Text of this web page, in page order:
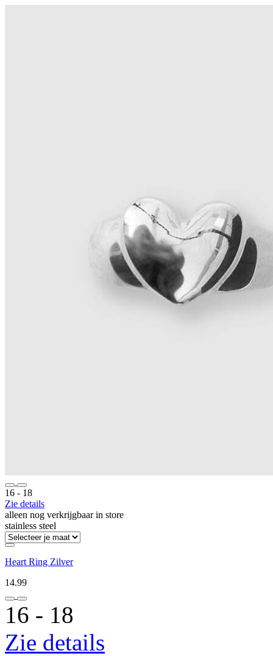
16 ‐ 18
Zie details
alleen nog verkrijgbaar in store
stainless steel
Heart Ring Zilver
14.99
16 ‐ 18
Zie details